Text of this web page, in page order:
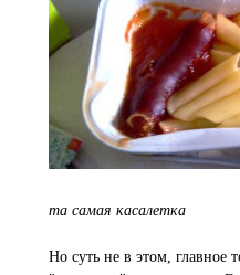
та самая касалетка
Но суть не в этом, главное